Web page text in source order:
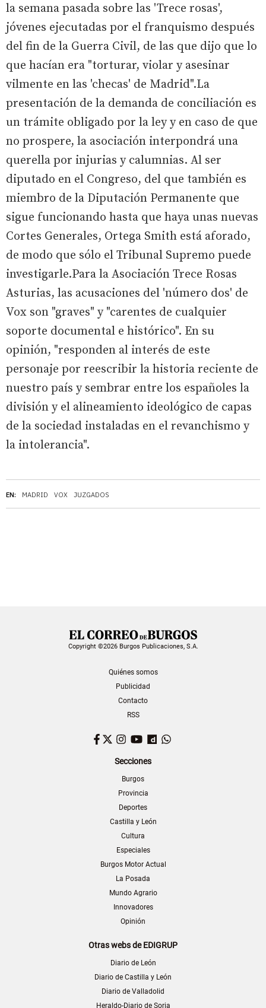
EN: MADRID VOX JUZGADOS
la semana pasada sobre las 'Trece rosas',
jóvenes ejecutadas por el franquismo después
del fin de la Guerra Civil, de las que dijo que lo
que hacían era "torturar, violar y asesinar
vilmente en las 'checas' de Madrid".La
presentación de la demanda de conciliación es
un trámite obligado por la ley y en caso de que
no prospere, la asociación interpondrá una
querella por injurias y calumnias. Al ser
diputado en el Congreso, del que también es
miembro de la Diputación Permanente que
sigue funcionando hasta que haya unas nuevas
Cortes Generales, Ortega Smith está aforado,
de modo que sólo el Tribunal Supremo puede
investigarle.Para la Asociación Trece Rosas
Asturias, las acusaciones del 'número dos' de
Vox son "graves" y "carentes de cualquier
soporte documental e histórico". En su
opinión, "responden al interés de este
personaje por reescribir la historia reciente de
nuestro país y sembrar entre los españoles la
división y el alineamiento ideológico de capas
de la sociedad instaladas en el revanchismo y
la intolerancia".
Copyright ©2026 Burgos Publicaciones, S.A.
Quiénes somos
Publicidad
Contacto
RSS
Facebook
TwitterInstagram
YouTubeDailymotion
Secciones
Burgos
Provincia
Deportes
Castilla y León
Cultura
Especiales
Burgos Motor Actual
La Posada
Mundo Agrario
Innovadores
Opinión
Otras webs de EDIGRUP
Diario de León
Diario de Castilla y León
Diario de Valladolid
Heraldo-Diario de Soria